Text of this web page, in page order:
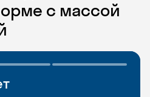
с массой